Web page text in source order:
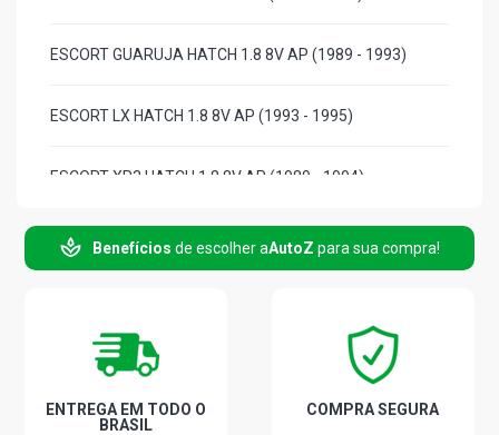
ESCORT GUARUJA HATCH 1.8 8V AP (1989 - 1993)
ESCORT LX HATCH 1.8 8V AP (1993 - 1995)
ESCORT XR3 HATCH 1.8 8V AP (1989 - 1994)
ESCORT GLX HATCH 2.0 8V AP (1993 - 1996)
ESCORT RACER HATCH 2.0 8V AP (1993 - 1996)
ESCORT XR3 HATCH 2.0 8V AP (1993 - 1996)
Benefícios de escolher aAutoZ para sua compra!
ENTREGA EM TODO O
BRASIL
COMPRA SEGURA